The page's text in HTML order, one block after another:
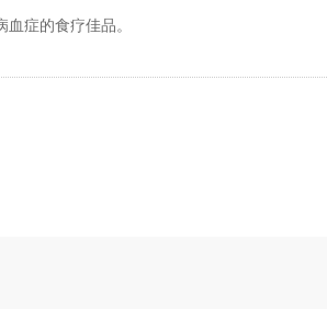
症的食疗佳品。